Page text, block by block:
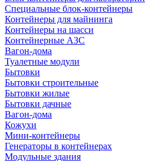
Специальные блок-контейнеры
Контейнеры для майнинга
Контейнеры на шасси
Контейнерные АЗС
Вагон-дома
Туалетные модули
Бытовки
Бытовки строительные
Бытовки жилые
Бытовки дачные
Вагон-дома
Кожухи
Мини-контейнеры
Генераторы в контейнерах
Модульные здания